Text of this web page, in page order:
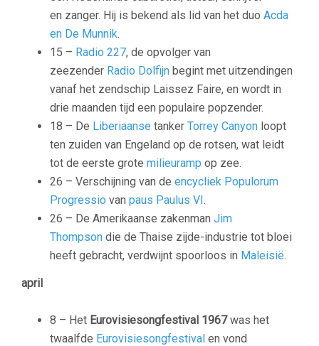
en zanger. Hij is bekend als lid van het duo Acda
en De Munnik.
15 – Radio 227, de opvolger van
zeezender Radio Dolfijn begint met uitzendingen
vanaf het zendschip Laissez Faire, en wordt in
drie maanden tijd een populaire popzender.
18 – De Liberiaanse tanker Torrey Canyon loopt
ten zuiden van Engeland op de rotsen, wat leidt
tot de eerste grote milieuramp op zee.
26 – Verschijning van de encycliek Populorum
Progressio van paus Paulus VI.
26 – De Amerikaanse zakenman Jim
Thompson die de Thaise zijde-industrie tot bloei
heeft gebracht, verdwijnt spoorloos in Maleisië.
april
8 – Het Eurovisiesongfestival 1967was het
twaalfde Eurovisiesongfestival en vond